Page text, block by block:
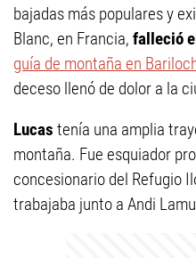
bajadas más populares y
Blanc, en Francia, falleció
guía de montaña en
deceso llenó de dolor a la
Lucas tenía una amplia
montaña. Fue esquiador
concesionario del Refugio
trabajaba junto a Andi